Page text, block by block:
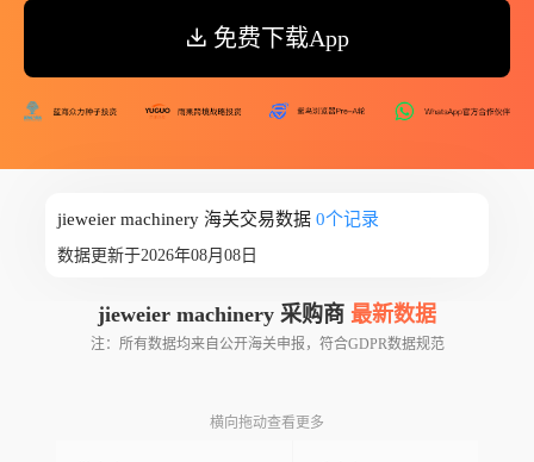
免费下载App
jieweier machinery 海关交易数据 0个记录
数据更新于2026年08月08日
jieweier machinery 采购商 最新数据
注：所有数据均来自公开海关申报，符合GDPR数据规范
横向拖动查看更多